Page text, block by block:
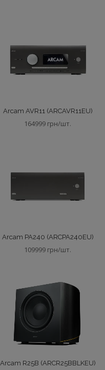
Arcam AVR11 (ARCAVR11EU)
164999 грн/шт.
Arcam PA240 (ARCPA240EU)
109999 грн/шт.
Arcam R25B (ARCR25BBLKEU)